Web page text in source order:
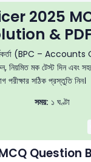
2025
&
কর্মকর্তা (BPC –
নিয়মিত মক টেস্ট দিন এবং
পরীক্ষার সঠিক প্রস্তুতি নিন।
সময়: ১ ঘণ্টা
Question